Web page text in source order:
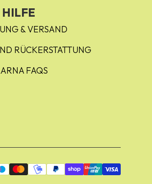
HILFE
& VERSAND
RÜCKERSTATTUNG
FAQS